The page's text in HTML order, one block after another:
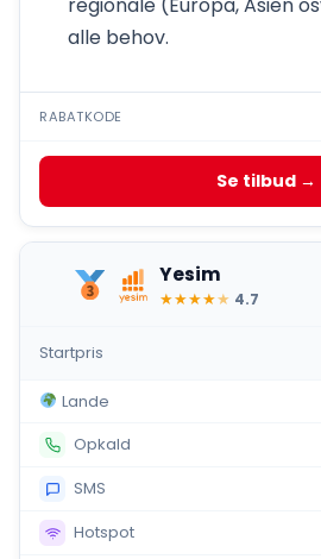
alle behov.
RABATKODE
Se tilbud →
Yesim
★★★★★ 4.7
Startpris
Lande
Opkald
SMS
Hotspot